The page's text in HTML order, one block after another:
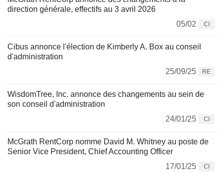
direction générale, effectifs au 3 avril 2026
05/02
CI
Cibus annonce l'élection de Kimberly A. Box au conseil
d'administration
25/09/25
RE
WisdomTree, Inc. annonce des changements au sein de
son conseil d'administration
24/01/25
CI
McGrath RentCorp nomme David M. Whitney au poste de
Senior Vice President, Chief Accounting Officer
17/01/25
CI